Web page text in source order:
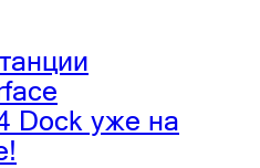
Dock уже на